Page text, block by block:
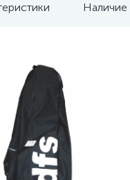
Наличие